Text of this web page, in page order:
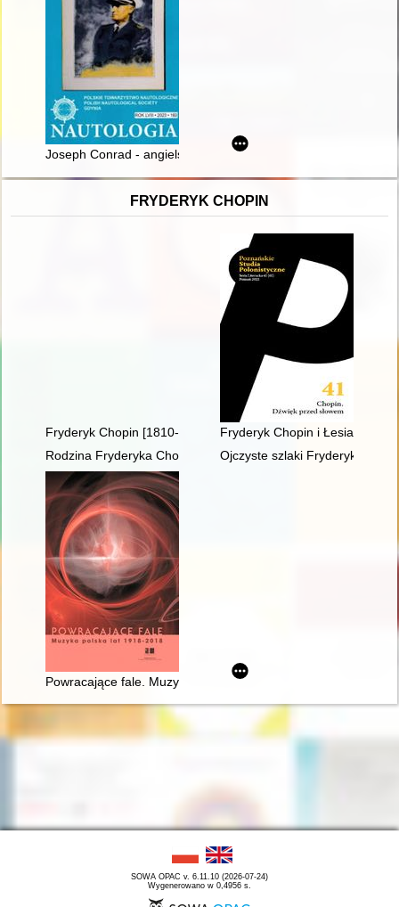
Joseph Conrad - angielski marynista z polskimi korzeniami : w
FRYDERYK CHOPIN
Fryderyk Chopin [1810-1949]
Fryderyk Chopin i Łesia
Rodzina Fryderyka Chopina
Ojczyste szlaki Fryderyka
Powracające fale. Muzyka polska lat 1918-2018
SOWA OPAC v. 6.11.10 (2026-07-24)
Wygenerowano w 0,4956 s.